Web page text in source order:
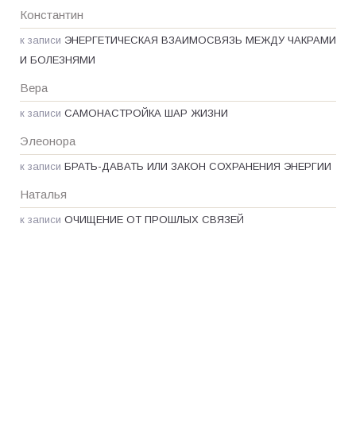
Константин
к записи ЭНЕРГЕТИЧЕСКАЯ ВЗАИМОСВЯЗЬ МЕЖДУ ЧАКРАМИ
И БОЛЕЗНЯМИ
Вера
к записи САМОНАСТРОЙКА ШАР ЖИЗНИ
Элеонора
к записи БРАТЬ-ДАВАТЬ ИЛИ ЗАКОН СОХРАНЕНИЯ ЭНЕРГИИ
Наталья
к записи ОЧИЩЕНИЕ ОТ ПРОШЛЫХ СВЯЗЕЙ